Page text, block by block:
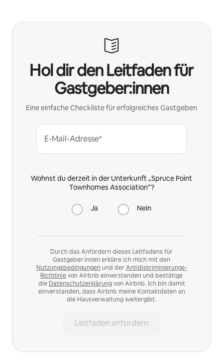
Hol dir den Leitfaden für
Gastgeber:innen
Eine einfache Checkliste für erfolgreiches Gastgeben
E-Mail-Adresse*
Wohnst du derzeit in der Unterkunft „Spruce Point
Townhomes Association“?
Ja Nein
Durch das Anfordern dieses Leitfadens für
Gastgeber:innen erkläre ich mich mit den
Nutzungsbedingungen und der Antidiskriminierungs-
Richtlinievon Airbnb einverstanden und bestätige
die Datenschutzerklärungvon Airbnb. Ich bin damit
einverstanden, dass Airbnb meine Kontaktdaten an
die Hausverwaltung weitergibt.
Leitfaden anfordern